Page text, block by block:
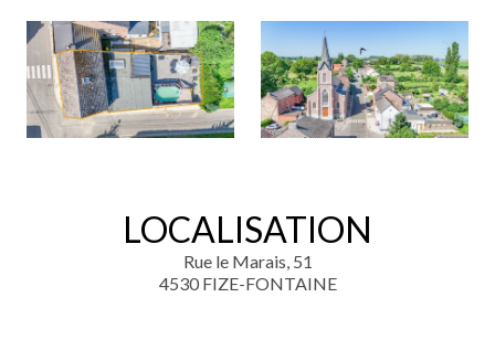
LOCALISATION
Rue le Marais, 51
4530 FIZE-FONTAINE